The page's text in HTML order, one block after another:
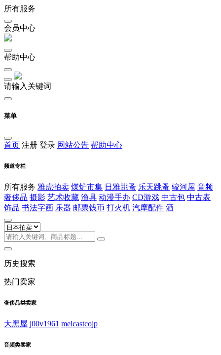
所有服务
会员中心
帮助中心
请输入关键词
菜单
首页 注册 登录 网站公告 帮助中心
频道专栏
所有服务 雅虎拍卖 煤炉市集 日雅跳蚤 乐天跳蚤 骏河屋 音频
奢侈品 摄影 艺术收藏 渔具 动漫手办 CD游戏 中古包 中古表
饰品 书法字画 乐器 邮票钱币 打火机 汽摩配件 酒
历史搜索
热门卖家
奢侈品类卖家
大黑屋 j00v1961 melcastcojp
音频类卖家